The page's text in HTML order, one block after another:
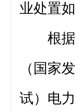
业处置如
根
（国家
试）电